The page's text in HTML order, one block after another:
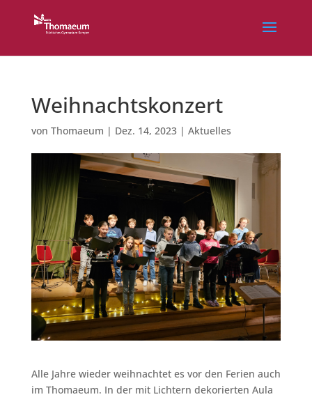
Weihnachtskonzert
von Thomaeum | Dez. 14, 2023| Aktuelles
Alle Jahre wieder weihnachtet es vor den Ferien auch
im Thomaeum. In der mit Lichtern dekorierten Aula